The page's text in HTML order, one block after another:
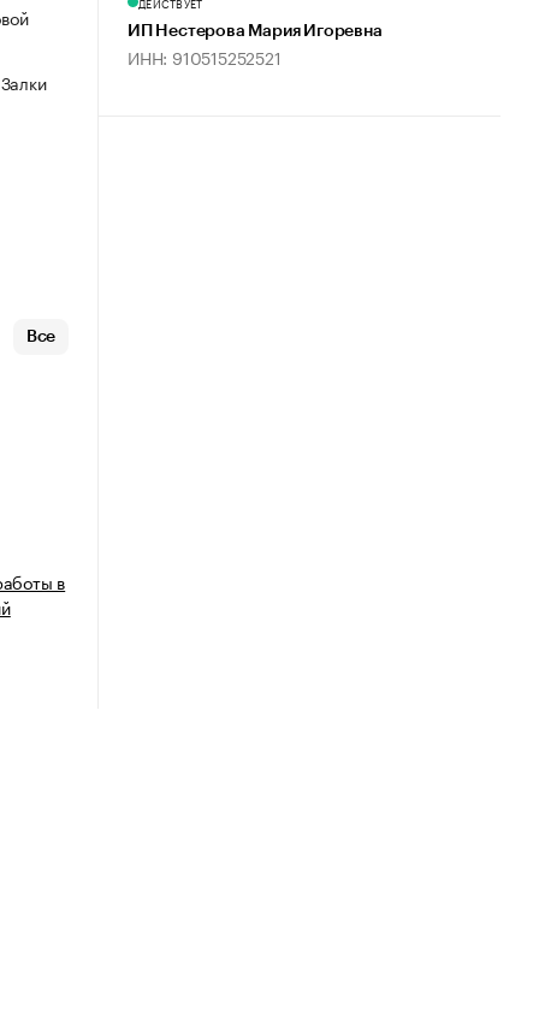
Все
в
ИП Нестерова Мария Игоревна
ИНН: 910515252521